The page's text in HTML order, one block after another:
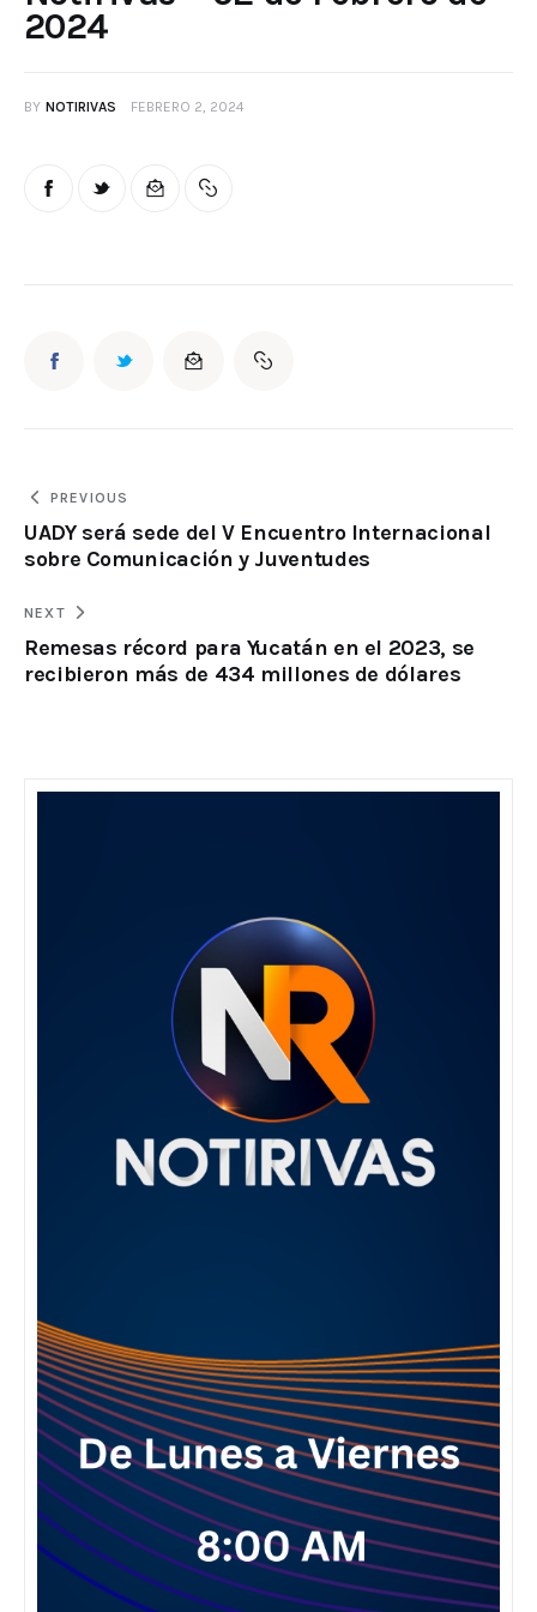
2024
BY NOTIRIVAS FEBRERO 2, 2024
PREVIOUS
UADY será sede del V Encuentro Internacional
sobre Comunicación y Juventudes
NEXT
Remesas récord para Yucatán en el 2023, se
recibieron más de 434 millones de dólares